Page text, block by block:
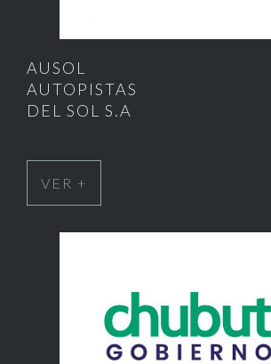
AUSOL
AUTOPISTAS
DEL SOL S.A
VER +